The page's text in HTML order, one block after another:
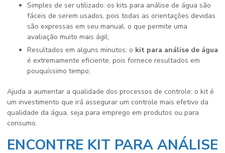
Simples de ser utilizado: os kits para análise de água são
fáceis de serem usados, pois todas as orientações devidas
são expressas em seu manual, o que permite uma
avaliação muito mais ágil;
Resultados em alguns minutos: o kit para análise de água
é extremamente eficiente, pois fornece resultados em
pouquíssimo tempo;
Ajuda a aumentar a qualidade dos processos de controle: o kit é
um investimento que irá assegurar um controle mais efetivo da
qualidade da água, seja para emprego em produtos ou para
consumo.
ENCONTRE KIT PARA ANÁLISE